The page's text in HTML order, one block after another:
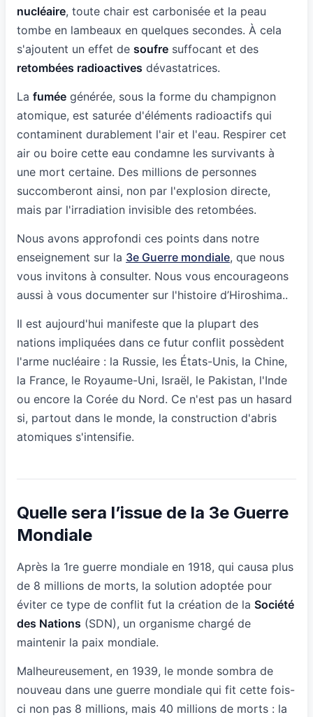
nucléaire, toute chair est carbonisée et la peau
tombe en lambeaux en quelques secondes. À cela
s'ajoutent un effet de soufre suffocant et des
retombées radioactives dévastatrices.
La fumée générée, sous la forme du champignon
atomique, est saturée d'éléments radioactifs qui
contaminent durablement l'air et l'eau. Respirer cet
air ou boire cette eau condamne les survivants à
une mort certaine. Des millions de personnes
succomberont ainsi, non par l'explosion directe,
mais par l'irradiation invisible des retombées.
Nous avons approfondi ces points dans notre
enseignement sur la 3e Guerre mondiale, que nous
vous invitons à consulter. Nous vous encourageons
aussi à vous documenter sur l'histoire d’Hiroshima..
Il est aujourd'hui manifeste que la plupart des
nations impliquées dans ce futur conflit possèdent
l'arme nucléaire : la Russie, les États-Unis, la Chine,
la France, le Royaume-Uni, Israël, le Pakistan, l'Inde
ou encore la Corée du Nord. Ce n'est pas un hasard
si, partout dans le monde, la construction d'abris
atomiques s'intensifie.
Quelle sera l’issue de la 3e Guerre
Mondiale
Après la 1re guerre mondiale en 1918, qui causa plus
de 8 millions de morts, la solution adoptée pour
éviter ce type de conflit fut la création de la Société
des Nations (SDN), un organisme chargé de
maintenir la paix mondiale.
Malheureusement, en 1939, le monde sombra de
nouveau dans une guerre mondiale qui fit cette fois-
ci non pas 8 millions, mais 40 millions de morts : la